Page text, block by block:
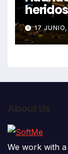
que
17
We work with